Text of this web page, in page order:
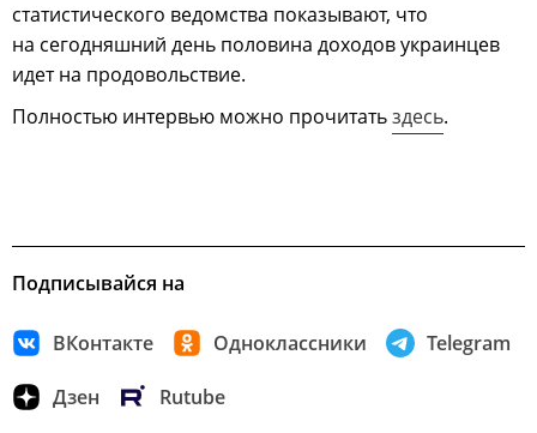
статистического ведомства показывают, что
на сегодняшний день половина доходов украинцев
идет на продовольствие.
Полностью интервью можно прочитатьздесь.
Подписывайся на
ВКонтакте Одноклассники Telegram
Дзен Rutube